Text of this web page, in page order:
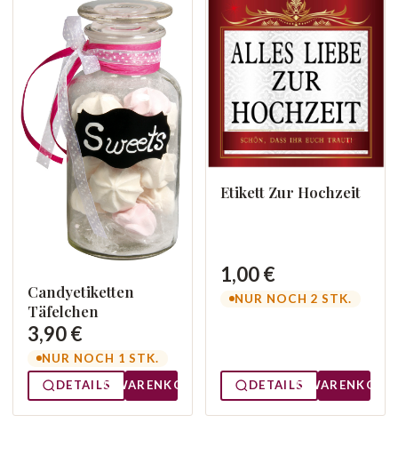
Candyetiketten
Täfelchen
3,90 €
NUR NOCH 1 STK.
DETAILS
WARENKORB
Etikett Zur Hochzeit
1,00 €
NUR NOCH 2 STK.
DETAILS WARENKORB